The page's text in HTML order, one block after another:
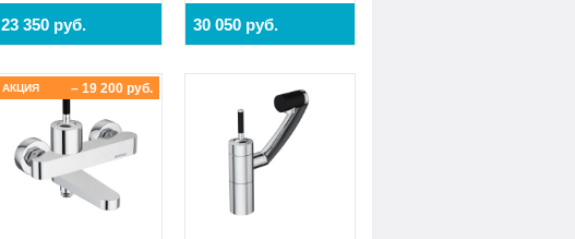
23 350 руб. 30 050 руб.
– 19 200 руб.
АКЦИЯ